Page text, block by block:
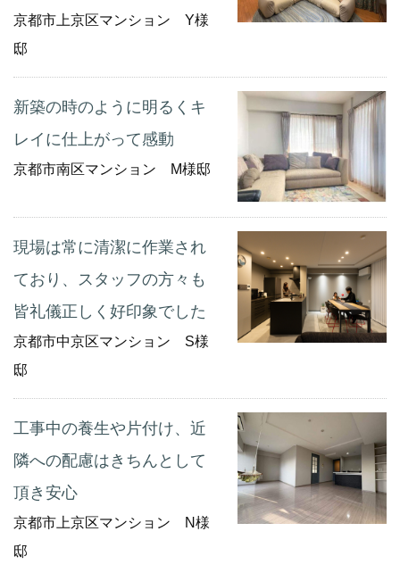
京都市上京区マンション Y様
邸
新築の時のように明るくキ
レイに仕上がって感動
京都市南区マンション M様邸
現場は常に清潔に作業され
ており、スタッフの方々も
皆礼儀正しく好印象でした
京都市中京区マンション S様
邸
工事中の養生や片付け、近
隣への配慮はきちんとして
頂き安心
京都市上京区マンション N様
邸